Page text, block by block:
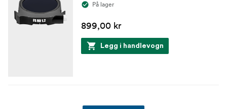
På lager
899,00 kr
Legg i handlevogn